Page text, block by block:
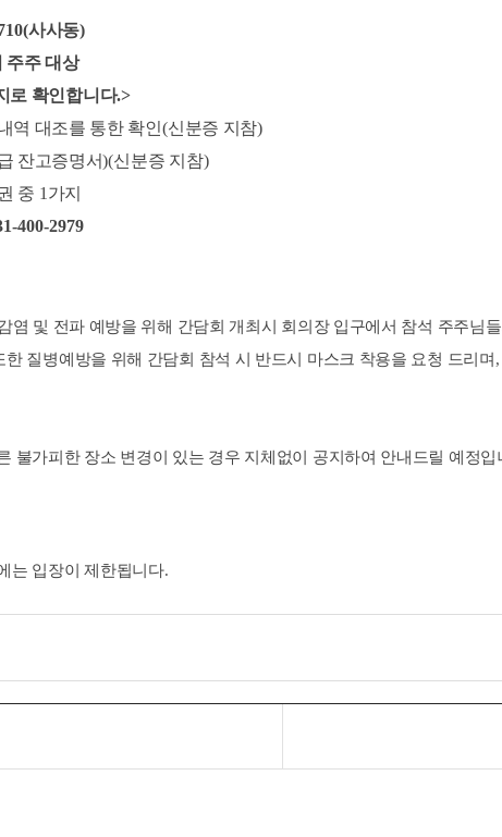
사사동)
주주 대상
로 확인합니다.>
역 대조를 통한 확인(신분증 지참)
잔고증명서)(신분증 지참)
중 1 가지
400-2979
염 및 전파 예방을 위해 간담회 개최시 회의장 입구에서 참석 주주님
한 질병예방을 위해 간담회 참석 시 반드시 마스크 착용을 요청 드리며 ,
불가피한 장소 변경이 있는 경우 지체없이 공지하여 안내드릴 예정입
는 입장이 제한됩니다.